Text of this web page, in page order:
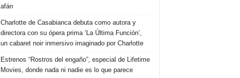
afán
Charlotte de Casabianca debuta como autora y
directora con su ópera prima ‘La Última Función’,
un cabaret noir inmersivo imaginado por Charlotte
Estrenos “Rostros del engaño”, especial de Lifetime
Movies, donde nada ni nadie es lo que parece